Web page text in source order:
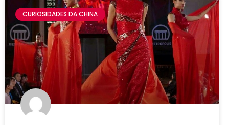
CURIOSIDADES DA CHINA